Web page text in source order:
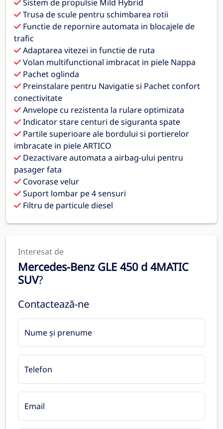
Sistem de propulsie Mild Hybrid
Trusa de scule pentru schimbarea rotii
Functie de repornire automata in blocajele de
trafic
Adaptarea vitezei in functie de ruta
Volan multifunctional imbracat in piele Nappa
Pachet oglinda
Preinstalare pentru Navigatie si Pachet confort
conectivitate
Anvelope cu rezistenta la rulare optimizata
Indicator stare centuri de siguranta spate
Partile superioare ale bordului si portierelor
imbracate in piele ARTICO
Dezactivare automata a airbag-ului pentru
pasager fata
Covorase velur
Suport lombar pe 4 sensuri
Filtru de particule diesel
Interesat de
Mercedes-Benz GLE 450 d 4MATIC
SUV?
Contactează-ne
Nume și prenume
Telefon
Email